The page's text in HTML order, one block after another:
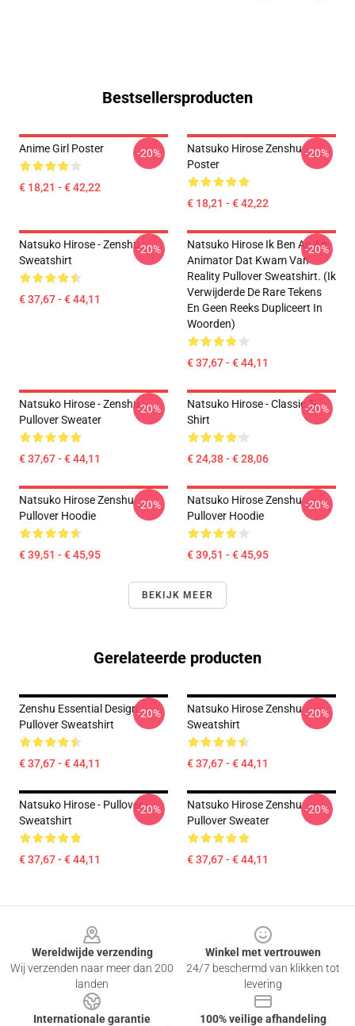
Bestsellersproducten
Anime Girl Poster
€ 18,21 - € 42,22
-20%
Natsuko Hirose Zenshu
Poster
€ 18,21 - € 42,22
-20%
Natsuko Hirose - Zenshu
Sweatshirt
€ 37,67 - € 44,11
-20%
Natsuko Hirose Ik Ben An An
Animator Dat Kwam Van
Reality Pullover Sweatshirt. (Ik
Verwijderde De Rare Tekens
En Geen Reeks Dupliceert In
Woorden)
€ 37,67 - € 44,11
-20%
Natsuko Hirose - Zenshu
Pullover Sweater
€ 37,67 - € 44,11
-20%
Natsuko Hirose - Classic T-
Shirt
€ 24,38 - € 28,06
-20%
Natsuko Hirose Zenshu
Pullover Hoodie
€ 39,51 - € 45,95
-20%
Natsuko Hirose Zenshu
Pullover Hoodie
€ 39,51 - € 45,95
-20%
BEKIJK MEER
Gerelateerde producten
Zenshu Essential Design
Pullover Sweatshirt
€ 37,67 - € 44,11
-20%
Natsuko Hirose Zenshu
Sweatshirt
€ 37,67 - € 44,11
-20%
Natsuko Hirose - Pullover
Sweatshirt
€ 37,67 - € 44,11
-20%
Natsuko Hirose Zenshu
Pullover Sweater
€ 37,67 - € 44,11
-20%
Wereldwijde verzending
Wij verzenden naar meer dan 200
landen
Winkel met vertrouwen
24/7 beschermd van klikken tot
levering
Internationale garantie
100% veilige afhandeling